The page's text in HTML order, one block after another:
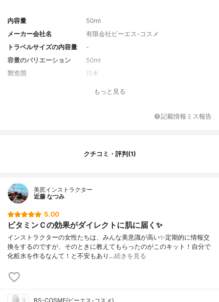
内容量
50ml
メーカー会社名
有限会社ビーエス-コスメ
トラベルサイズの内容量
-
容量のバリエーション
50ml
製造国
日本
もっと見る
記載情報ミス報告
クチコミ・評判(1)
美尻インストラクター
近藤 なつみ
5.00
ビタミンＣの効果がダイレクトに肌に届く✨
インストラクターの女性たちは、みんな美意識が高い✨定期的に情報交
換をするのですが、そのときに教えてもらったのがこのキット！自分で
化粧水を作るなんて！と不安もあり…続きを見る
BS-COSME(ビーエス-コスメ)